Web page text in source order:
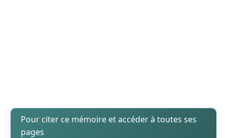
Pour citer ce mémoire et accéder à toutes ses
pages